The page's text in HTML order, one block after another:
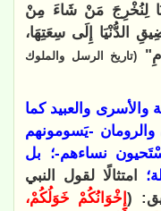
بِنَا لِنُخْرِجَ مَنْ شَاءَ مِنْ
الدُّنْيَا إِلَى سِعَتِهَا،
(تاريخ الرسل والملوك
والعبيد كما
والرومان -يَسومونهم
نساءهم-؛ بل
امتثالًا لقول النبي
(إِخْوَانُكُمْ خَوَلُكُمْ،